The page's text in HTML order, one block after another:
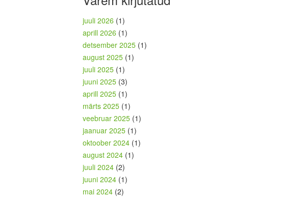
juuli 2026 (1)
aprill 2026 (1)
detsember 2025 (1)
august 2025 (1)
juuli 2025 (1)
juuni 2025 (3)
aprill 2025 (1)
märts 2025 (1)
veebruar 2025 (1)
jaanuar 2025 (1)
oktoober 2024 (1)
august 2024 (1)
juuli 2024 (2)
juuni 2024 (1)
mai 2024 (2)